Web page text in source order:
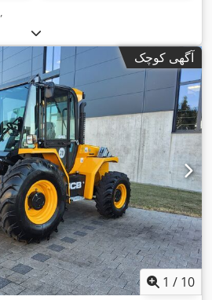
,
آگهی کوچک
1 / 10